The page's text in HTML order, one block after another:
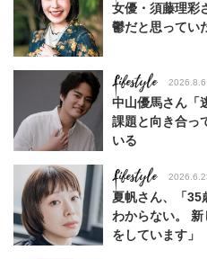
女優・須藤理彩
鬱だと思ってい
Lifestyle 2026.8.6
中山優馬さん「
課題と向き合っ
いる
Lifestyle
夏帆さん、「35
わからない。
をしています」